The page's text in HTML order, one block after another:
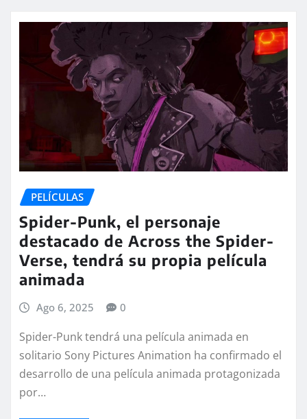
PELÍCULAS
Spider-Punk, el personaje
destacado de Across the Spider-
Verse, tendrá su propia película
animada
Ago 6, 2025 0
Spider-Punk tendrá una película animada en
solitario Sony Pictures Animation ha confirmado el
desarrollo de una película animada protagonizada
por…